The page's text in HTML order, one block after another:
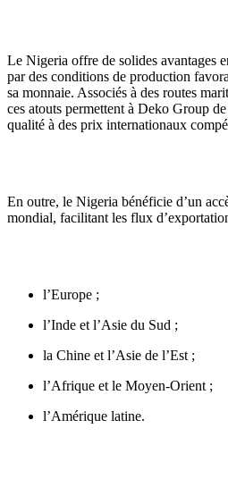
Le Nigeria offre de solides avantages
par des conditions de production
sa monnaie. Associés à des routes
ces atouts permettent à Deko Group
qualité à des prix internationaux
En outre, le Nigeria bénéficie d’un
mondial, facilitant les flux
l’Europe ;
l’Inde et l’Asie du Sud ;
la Chine et l’Asie de l’Est ;
l’Afrique et le Moyen-Orient ;
l’Amérique latine.